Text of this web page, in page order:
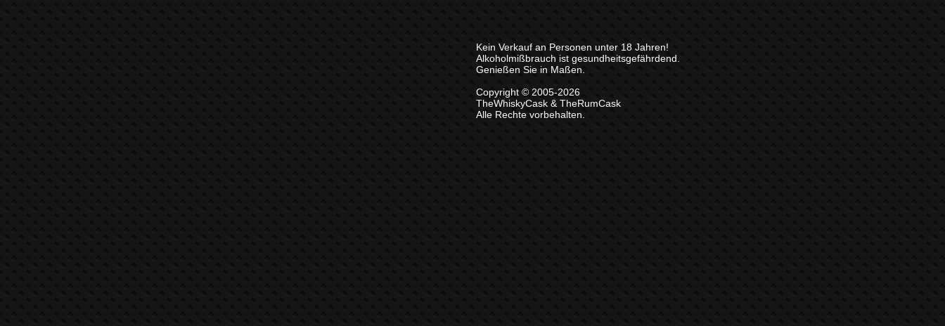
Kein Verkauf an Personen unter 18 Jahren!
Alkoholmißbrauch ist gesundheitsgefährdend.
Genießen Sie in Maßen.
Copyright © 2005-2026
TheWhiskyCask & TheRumCask
Alle Rechte vorbehalten.